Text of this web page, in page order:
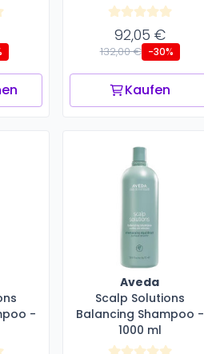
92,05 €
132,00 € -30%
Kaufen
-
Aveda
Scalp Solutions
Balancing Shampoo -
1000 ml